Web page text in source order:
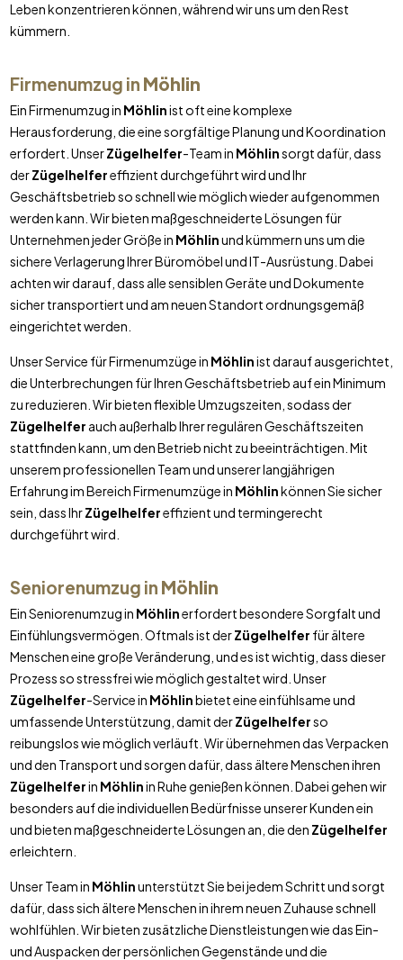
Leben konzentrieren können, während wir uns um den Rest
kümmern.
Firmenumzug in Möhlin
Ein Firmenumzug in Möhlinist oft eine komplexe
Herausforderung, die eine sorgfältige Planung und Koordination
erfordert. UnserZügelhelfer-Team in Möhlinsorgt dafür, dass
derZügelhelfereffizient durchgeführt wird und Ihr
Geschäftsbetrieb so schnell wie möglich wieder aufgenommen
werden kann. Wir bieten maßgeschneiderte Lösungen für
Unternehmen jeder Größe in Möhlinund kümmern uns um die
sichere Verlagerung Ihrer Büromöbel und IT-Ausrüstung. Dabei
achten wir darauf, dass alle sensiblen Geräte und Dokumente
sicher transportiert und am neuen Standort ordnungsgemäß
eingerichtet werden.
Unser Service für Firmenumzüge in Möhlinist darauf ausgerichtet,
die Unterbrechungen für Ihren Geschäftsbetrieb auf ein Minimum
zu reduzieren. Wir bieten flexible Umzugszeiten, sodass der
Zügelhelfer auch außerhalb Ihrer regulären Geschäftszeiten
stattfinden kann, um den Betrieb nicht zu beeinträchtigen. Mit
unserem professionellen Team und unserer langjährigen
Erfahrung im Bereich Firmenumzüge in Möhlinkönnen Sie sicher
sein, dass IhrZügelhelfereffizient und termingerecht
durchgeführt wird.
Seniorenumzug in Möhlin
Ein Seniorenumzug in Möhlinerfordert besondere Sorgfalt und
Einfühlungsvermögen. Oftmals ist derZügelhelfer für ältere
Menschen eine große Veränderung, und es ist wichtig, dass dieser
Prozess so stressfrei wie möglich gestaltet wird. Unser
Zügelhelfer-Service in Möhlinbietet eine einfühlsame und
umfassende Unterstützung, damit derZügelhelferso
reibungslos wie möglich verläuft. Wir übernehmen das Verpacken
und den Transport und sorgen dafür, dass ältere Menschen ihren
Zügelhelferin Möhlinin Ruhe genießen können. Dabei gehen wir
besonders auf die individuellen Bedürfnisse unserer Kunden ein
und bieten maßgeschneiderte Lösungen an, die den Zügelhelfer
erleichtern.
Unser Team in Möhlinunterstützt Sie bei jedem Schritt und sorgt
dafür, dass sich ältere Menschen in ihrem neuen Zuhause schnell
wohlfühlen. Wir bieten zusätzliche Dienstleistungen wie das Ein-
und Auspacken der persönlichen Gegenstände und die